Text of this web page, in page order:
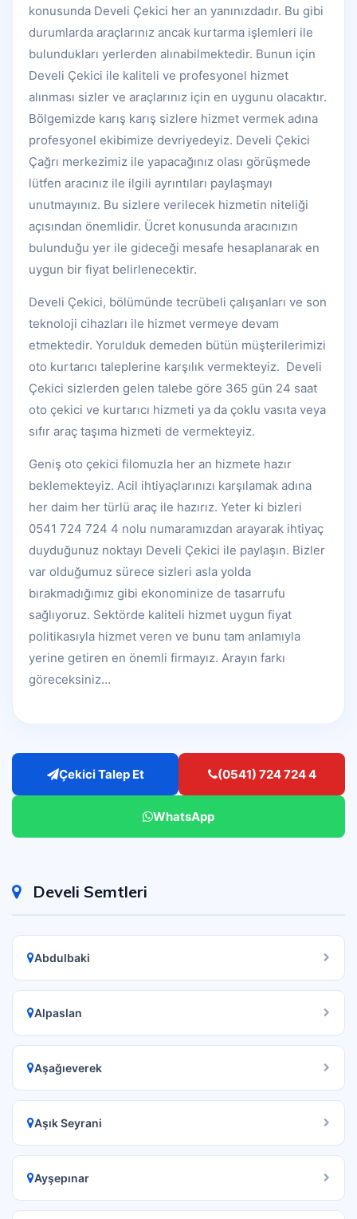
konusunda Develi Çekici her an yanınızdadır. Bu gibi
durumlarda araçlarınız ancak kurtarma işlemleri ile
bulundukları yerlerden alınabilmektedir. Bunun için
Develi Çekici ile kaliteli ve profesyonel hizmet
alınması sizler ve araçlarınız için en uygunu olacaktır.
Bölgemizde karış karış sizlere hizmet vermek adına
profesyonel ekibimize devriyedeyiz. Develi Çekici
Çağrı merkezimiz ile yapacağınız olası görüşmede
lütfen aracınız ile ilgili ayrıntıları paylaşmayı
unutmayınız. Bu sizlere verilecek hizmetin niteliği
açısından önemlidir. Ücret konusunda aracınızın
bulunduğu yer ile gideceği mesafe hesaplanarak en
uygun bir fiyat belirlenecektir.
Develi Çekici, bölümünde tecrübeli çalışanları ve son
teknoloji cihazları ile hizmet vermeye devam
etmektedir. Yorulduk demeden bütün müşterilerimizi
oto kurtarıcı taleplerine karşılık vermekteyiz. Develi
Çekici sizlerden gelen talebe göre 365 gün 24 saat
oto çekici ve kurtarıcı hizmeti ya da çoklu vasıta veya
sıfır araç taşıma hizmeti de vermekteyiz.
Geniş oto çekici filomuzla her an hizmete hazır
beklemekteyiz. Acil ihtiyaçlarınızı karşılamak adına
her daim her türlü araç ile hazırız. Yeter ki bizleri
0541 724 724 4 nolu numaramızdan arayarak ihtiyaç
duyduğunuz noktayı Develi Çekici ile paylaşın. Bizler
var olduğumuz sürece sizleri asla yolda
bırakmadığımız gibi ekonominize de tasarrufu
sağlıyoruz. Sektörde kaliteli hizmet uygun fiyat
politikasıyla hizmet veren ve bunu tam anlamıyla
yerine getiren en önemli firmayız. Arayın farkı
göreceksiniz…
Çekici Talep Et (0541) 724 724 4
WhatsApp
Develi Semtleri
Abdulbaki
Alpaslan
Aşağıeverek
Aşık Seyrani
Ayşepınar